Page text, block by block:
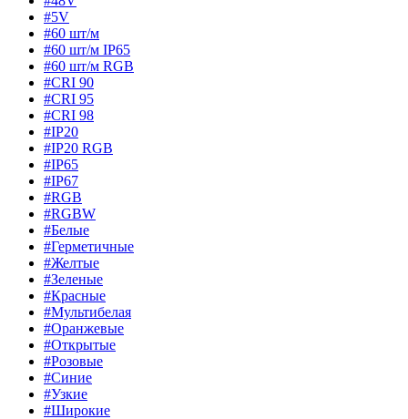
#5V
#60 шт/м
#60 шт/м IP65
#60 шт/м RGB
#CRI 90
#CRI 95
#CRI 98
#IP20
#IP20 RGB
#IP65
#IP67
#RGB
#RGBW
#Белые
#Герметичные
#Желтые
#Зеленые
#Красные
#Мультибелая
#Оранжевые
#Открытые
#Розовые
#Синие
#Узкие
#Широкие